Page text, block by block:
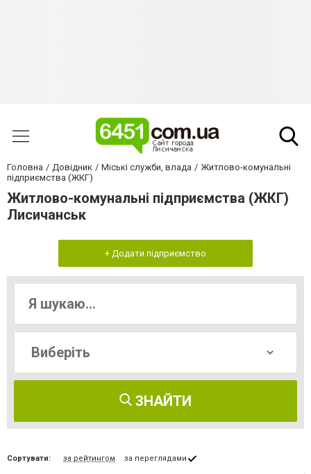
Головна Довідник Міські служби, влада
Житлово-комунальні
підприємства (ЖКГ)
Житлово-комунальні підприємства (ЖКГ)
Лисичанськ
+ Додати підприємство
ЗНАЙТИ
Сортувати: за рейтингом за переглядами